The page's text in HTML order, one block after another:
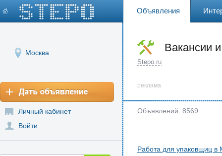
Объявления
Москва
Личный кабинет
Войти
Вакансии
Stepo.ru
реклама
Объявлений: 8569
Работа для упаковщиц в